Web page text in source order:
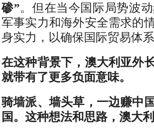
碜”。但在当今国际局势波
军事实力和海外安全需求的
身实力，以确保国际贸易体系
在这种背景下，澳大利亚外
就带有了更多负面意味。
骑墙派、墙头草，一边赚中
国。这种想法和思路，澳大